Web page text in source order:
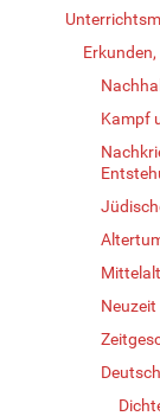
Kampf
Neuzeit
Deutsch